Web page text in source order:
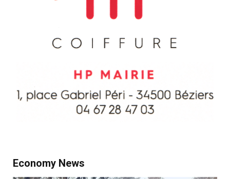
Economy News